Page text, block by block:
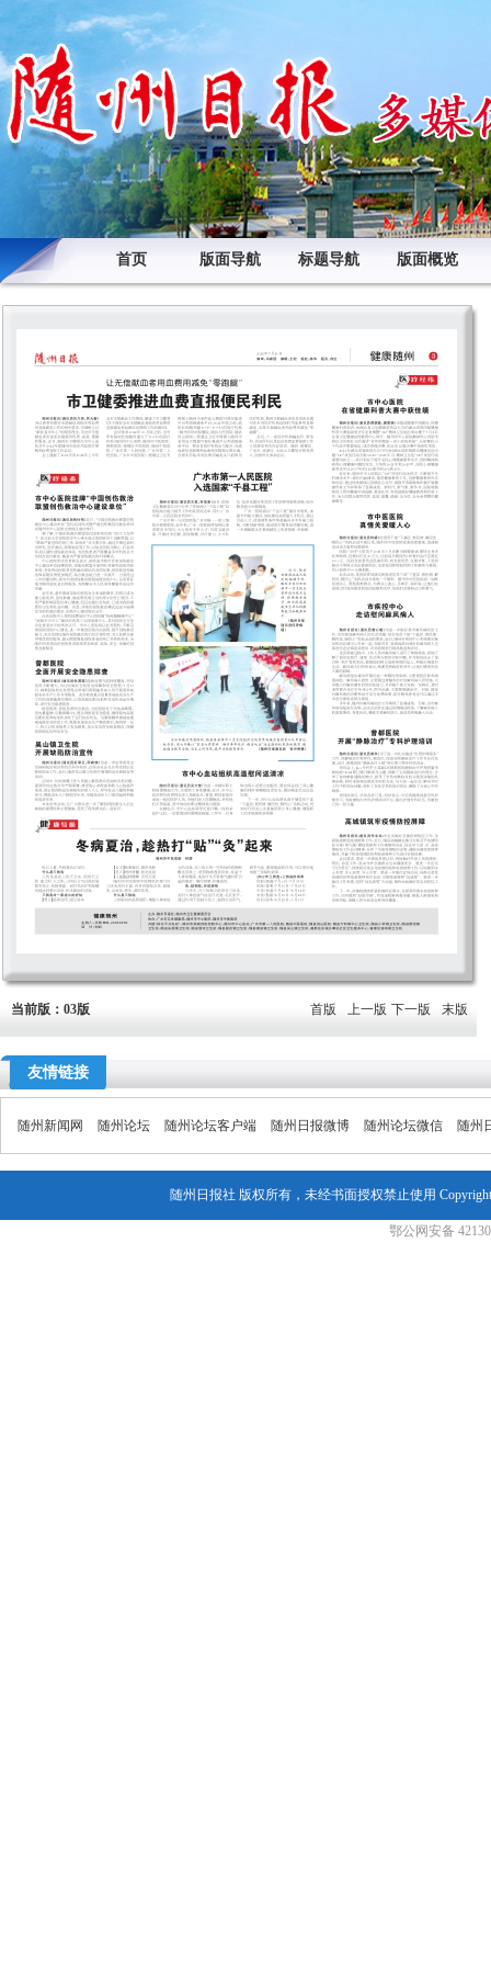
首页 版面导航 标题导航 版面概览
当前版：03版 首版 上一版 下一版 末版
友情链接
随州新闻网 随州论坛 随州论坛客户端 随州日报微博 随州论坛微信 随州
随州日报社 版权所有，未经书面授权禁止使用
鄂公网安备